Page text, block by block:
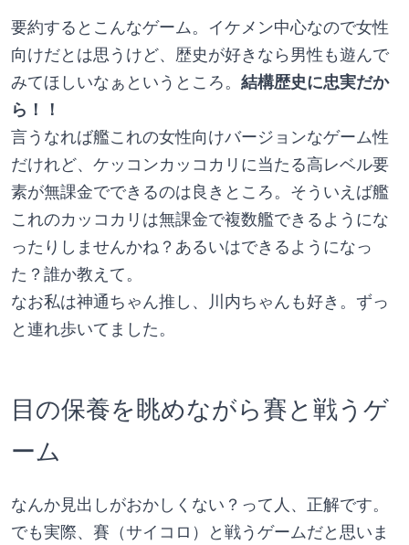
要約するとこんなゲーム。イケメン中心なので女性
向けだとは思うけど、歴史が好きなら男性も遊んで
みてほしいなぁというところ。 結構歴史に忠実だか
ら！！
言うなれば艦これの女性向けバージョンなゲーム性
だけれど、ケッコンカッコカリに当たる高レベル要
素が無課金でできるのは良きところ。そういえば艦
これのカッコカリは無課金で複数艦できるようにな
ったりしませんかね？あるいはできるようになっ
た？誰か教えて。
なお私は神通ちゃん推し、川内ちゃんも好き。ずっ
と連れ歩いてました。
目の保養を眺めながら賽と戦うゲ
ーム
なんか見出しがおかしくない？って人、正解です。
でも実際、賽（サイコロ）と戦うゲームだと思いま